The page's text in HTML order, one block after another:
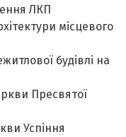
ЛКП
місцевого
будівлі на
Пресвятої
Успіння